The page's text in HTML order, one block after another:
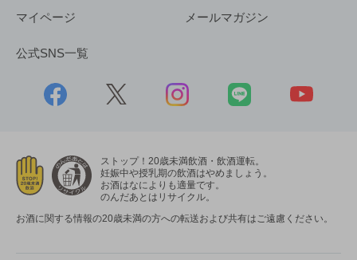
マイページ メールマガジン
公式SNS一覧
ストップ！20歳未満飲酒・飲酒運転。
妊娠中や授乳期の飲酒はやめましょう。
お酒はなによりも適量です。
のんだあとはリサイクル。
お酒に関する情報の20歳未満の方への転送および共有はご遠慮ください。